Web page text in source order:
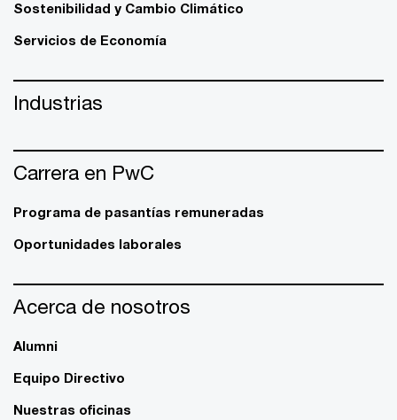
Sostenibilidad y Cambio Climático
Servicios de Economía
Industrias
Carrera en PwC
Programa de pasantías remuneradas
Oportunidades laborales
Acerca de nosotros
Alumni
Equipo Directivo
Nuestras oficinas